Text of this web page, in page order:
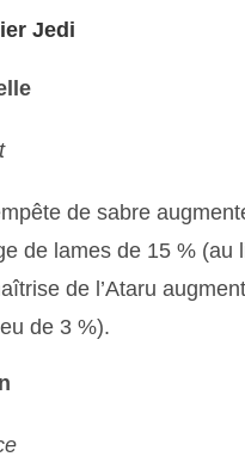
Jedi
de sabre
de lames de 15 % (au
de l’Ataru
de 3 %).